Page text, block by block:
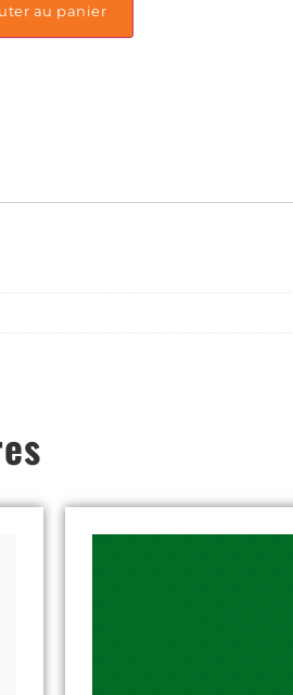
au panier